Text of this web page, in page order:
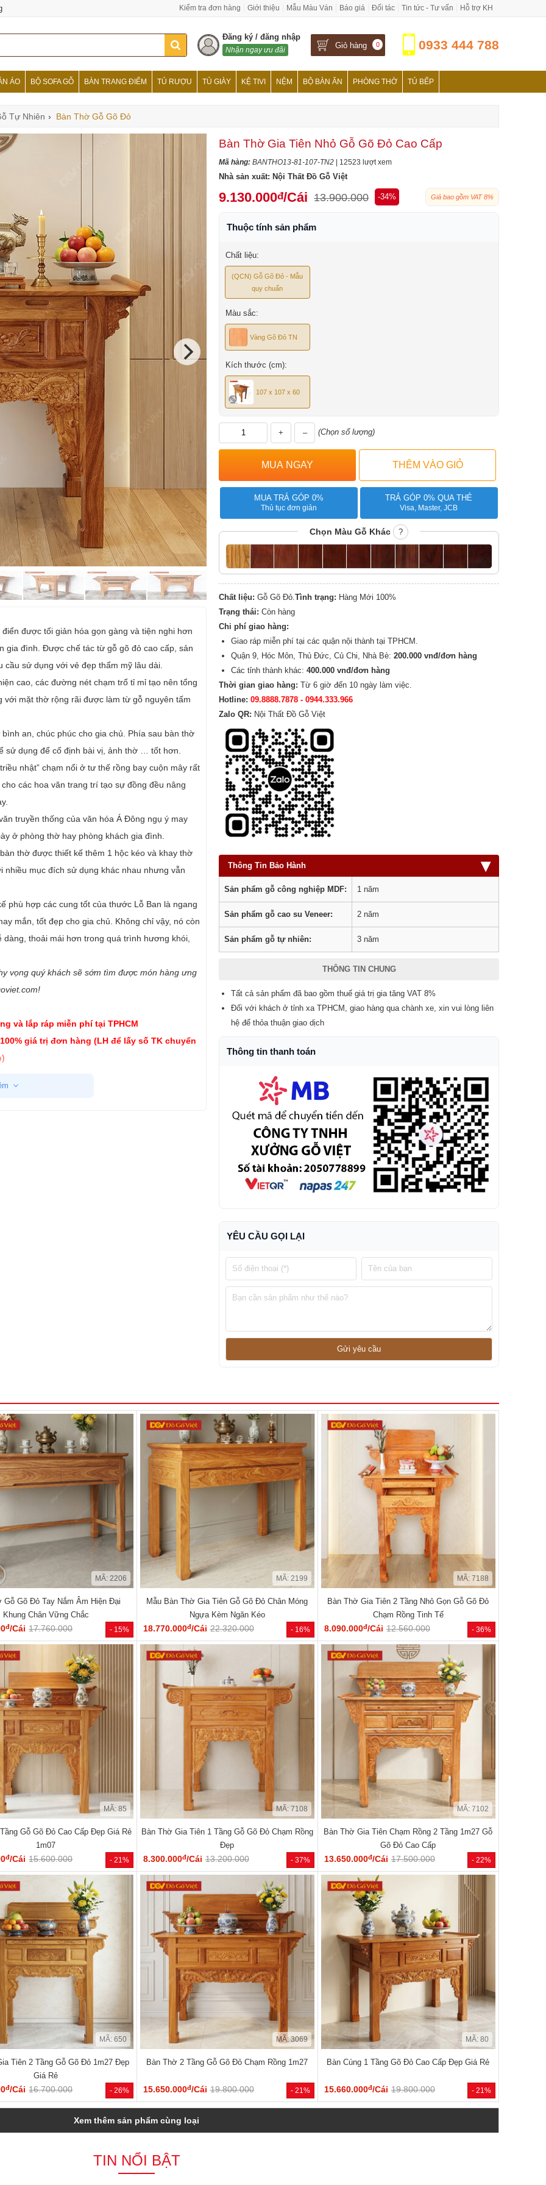
Kiểm tra đơn hàng Giới thiệu Mẫu Màu Ván Báo giá Đối tác Tin tức - Tư vấn Hỗ trợ KH
Đăng ký / đăng nhập
Nhận ngay ưu đãi Giỏ hàng 0 0933 444 788
ÁO BỘ SOFA GỖ BÀN TRANG ĐIỂM TỦ RƯỢU TỦ GIÀY KỆ TIVI NỆM BỘ BÀN ĂN PHÒNG THỜ TỦ BẾP
Tự Nhiên › Bàn Thờ Gỗ Gõ Đỏ
được tối giản hóa gọn gàng và tiện nghi hơn
gia đình. Được chế tác từ gỗ gõ đỏ cao cấp, sản
sử dụng với vẻ đẹp thẩm mỹ lâu dài.
cao, các đường nét chạm trổ tỉ mỉ tạo nên tổng
mặt thờ rộng rãi được làm từ gỗ nguyên tấm
an, chúc phúc cho gia chủ. Phía sau bàn thờ
dụng để cố định bài vị, ảnh thờ … tốt hơn.
nhật” chạm nổi ở tư thế rồng bay cuộn mây rất
các hoa văn trang trí tạo sự đồng đều nâng
truyền thống của văn hóa Á Đông ngụ ý may
ở phòng thờ hay phòng khách gia đình.
thờ được thiết kế thêm 1 hộc kéo và khay thờ
mục đích sử dụng khác nhau nhưng vẫn
phù hợp các cung tốt của thước Lỗ Ban là ngang
mắn, tốt đẹp cho gia chủ. Không chỉ vậy, nó còn
thoải mái hơn trong quá trình hương khói,
vọng quý khách sẽ sớm tìm được món hàng ưng
và lắp ráp miễn phí tại TPHCM
giá trị đơn hàng (LH để lấy số TK chuyển
Bàn Thờ Gia Tiên Nhỏ Gỗ Gõ Đỏ Cao Cấp
Mã hàng: BANTHO13-81-107-TN2 | 12523 lượt xem
Nhà sản xuất: Nội Thất Đồ Gỗ Việt
9.130.000đ/Cái 13.900.000 -34% Giá bao gồm VAT 8%
Thuộc tính sản phẩm
Chất liệu:
(QCN) Gỗ Gõ Đỏ - Mẫu
quy chuẩn
Màu sắc:
Vàng Gõ Đỏ TN
Kích thước (cm):
107 x 107 x 60
+ – (Chọn số lượng)
MUA TRẢ GÓP 0%
Thủ tục đơn giản
TRẢ GÓP 0% QUA THẺ
Visa, Master, JCB
Chọn Màu Gỗ Khác ?
Chất liệu: Gỗ Gõ Đỏ. Tình trạng: Hàng Mới 100%
Trạng thái: Còn hàng
Chi phí giao hàng:
Giao ráp miễn phí tại các quận nội thành tại TPHCM.
Quận 9, Hóc Môn, Thủ Đức, Củ Chi, Nhà Bè: 200.000 vnđ/đơn hàng
Các tỉnh thành khác: 400.000 vnđ/đơn hàng
Thời gian giao hàng: Từ 6 giờ đến 10 ngày làm việc.
Hotline: 09.8888.7878 - 0944.333.966
Zalo QR: Nội Thất Đồ Gỗ Việt
Thông Tin Bảo Hành ▾
Sản phẩm gỗ công nghiệp MDF: 1 năm
Sản phẩm gỗ cao su Veneer: 2 năm
Sản phẩm gỗ tự nhiên: 3 năm
THÔNG TIN CHUNG
Tất cả sản phẩm đã bao gồm thuế giá trị gia tăng VAT 8%
Đối với khách ở tỉnh xa TPHCM, giao hàng qua chành xe, xin vui lòng liên
hệ để thỏa thuận giao dịch
Thông tin thanh toán
YÊU CẦU GỌI LẠI
- 15%
MÃ: 2206
Gỗ Gõ Đỏ Tay Nắm Âm Hiện Đại
Khung Chân Vững Chắc
đ/Cái 17.760.000 - 16%
MÃ: 2199
Mẫu Bàn Thờ Gia Tiên Gỗ Gõ Đỏ Chân Móng
Ngựa Kèm Ngăn Kéo
18.770.000đ/Cái 22.320.000 - 36%
MÃ: 7188
Bàn Thờ Gia Tiên 2 Tầng Nhỏ Gọn Gỗ Gõ Đỏ
Chạm Rồng Tinh Tế
8.090.000đ/Cái 12.560.000
- 21%
MÃ: 85
Gỗ Gõ Đỏ Cao Cấp Đẹp Giá Rẻ
1m07
đ/Cái 15.600.000 - 37%
MÃ: 7108
Bàn Thờ Gia Tiên 1 Tầng Gỗ Gõ Đỏ Chạm Rồng
Đẹp
8.300.000đ/Cái 13.200.000 - 22%
MÃ: 7102
Bàn Thờ Gia Tiên Chạm Rồng 2 Tầng 1m27 Gỗ
Gõ Đỏ Cao Cấp
13.650.000đ/Cái 17.500.000
- 26%
MÃ: 650
Tiên 2 Tầng Gỗ Gõ Đỏ 1m27 Đẹp
Giá Rẻ
đ/Cái 16.700.000 - 21%
MÃ: 3069
Bàn Thờ 2 Tầng Gỗ Gõ Đỏ Chạm Rồng 1m27
15.650.000đ/Cái 19.800.000 - 21%
MÃ: 80
Bàn Cúng 1 Tầng Gõ Đỏ Cao Cấp Đẹp Giá Rẻ
15.660.000đ/Cái 19.800.000
Xem thêm sản phẩm cùng loại
TIN NỔI BẬT